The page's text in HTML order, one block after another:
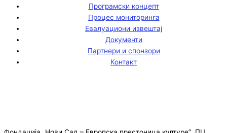
Програмски концепт
Процес мониторинга
Евалуациони извештај
Документи
Партнери и спонзори
Контакт